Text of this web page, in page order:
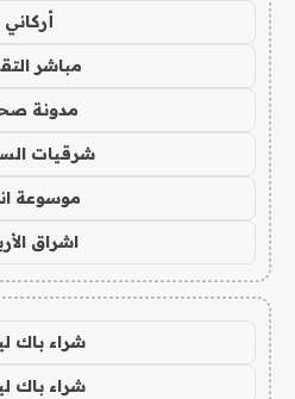
أركاني
مباشر
مدونة
شرقيات
موسوعة
اشراق
شراء باك
شراء باك